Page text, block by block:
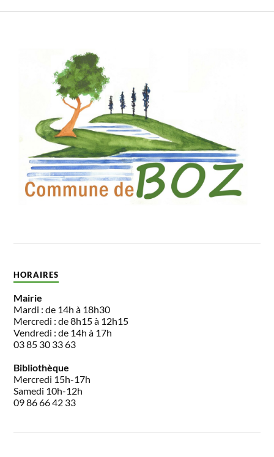
HORAIRES
Mairie
Mardi : de 14h à 18h30
Mercredi : de 8h15 à 12h15
Vendredi : de 14h à 17h
03 85 30 33 63
Bibliothèque
Mercredi 15h-17h
Samedi 10h-12h
09 86 66 42 33